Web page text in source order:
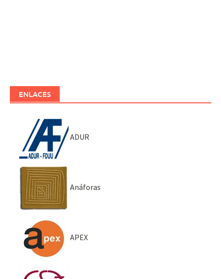
ENLACES
ADUR
Anáforas
APEX